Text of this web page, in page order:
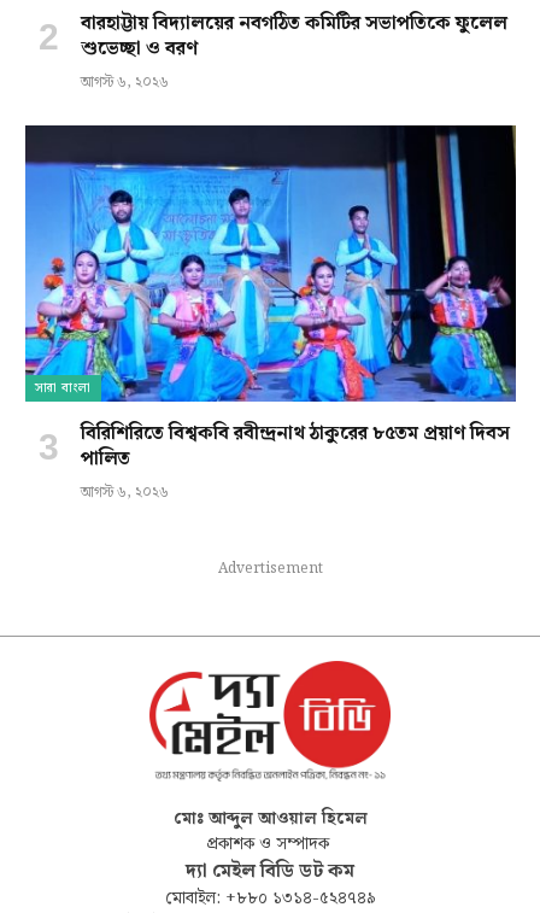
বারহাট্টায় বিদ্যালয়ের নবগঠিত কমিটির সভাপতিকে ফুলেল
শুভেচ্ছা ও বরণ
আগস্ট ৬, ২০২৬
সারা বাংলা
বিরিশিরিতে বিশ্বকবি রবীন্দ্রনাথ ঠাকুরের ৮৫তম প্রয়াণ দিবস
পালিত
আগস্ট ৬, ২০২৬
Advertisement
মোঃ আব্দুল আওয়াল হিমেল
প্রকাশক ও সম্পাদক
দ্যা মেইল বিডি ডট কম
মোবাইল: +৮৮০ ১৩১৪-৫২৪৭৪৯